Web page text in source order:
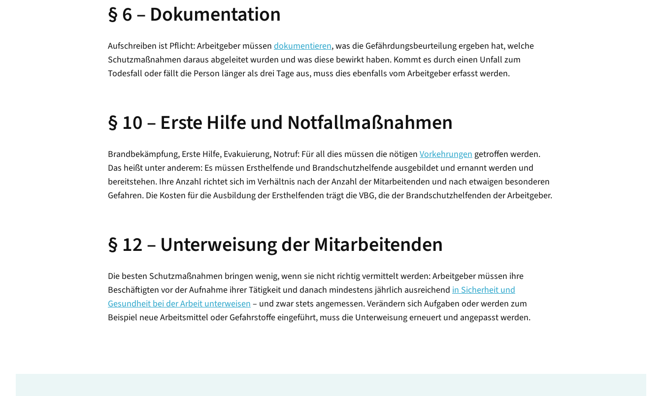
§ 6 – Dokumentation
Aufschreiben ist Pflicht: Arbeitgeber müssen dokumentieren, was die Gefährdungsbeurteilung ergeben hat, welche
Schutzmaßnahmen daraus abgeleitet wurden und was diese bewirkt haben. Kommt es durch einen Unfall zum
Todesfall oder fällt die Person länger als drei Tage aus, muss dies ebenfalls vom Arbeitgeber erfasst werden.
§ 10 – Erste Hilfe und Notfallmaßnahmen
Brandbekämpfung, Erste Hilfe, Evakuierung, Notruf: Für all dies müssen die nötigen Vorkehrungengetroffen werden.
Das heißt unter anderem: Es müssen Ersthelfende und Brandschutzhelfende ausgebildet und ernannt werden und
bereitstehen. Ihre Anzahl richtet sich im Verhältnis nach der Anzahl der Mitarbeitenden und nach etwaigen besonderen
Gefahren. Die Kosten für die Ausbildung der Ersthelfenden trägt die VBG, die der Brandschutzhelfenden der Arbeitgeber.
§ 12 – Unterweisung der Mitarbeitenden
Die besten Schutzmaßnahmen bringen wenig, wenn sie nicht richtig vermittelt werden: Arbeitgeber müssen ihre
Beschäftigten vor der Aufnahme ihrer Tätigkeit und danach mindestens jährlich ausreichend in Sicherheit und
Gesundheit bei der Arbeit unterweisen– und zwar stets angemessen. Verändern sich Aufgaben oder werden zum
Beispiel neue Arbeitsmittel oder Gefahrstoffe eingeführt, muss die Unterweisung erneuert und angepasst werden.